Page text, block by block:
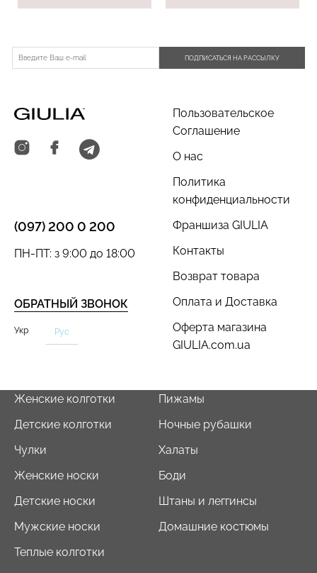
ПОДПИСАТЬСЯ НА РАССЫЛКУ
Пользовательское
Соглашение
О нас
Политика
конфиденциальности
Франшиза GIULIA
Контакты
Возврат товара
Оплата и Доставка
Оферта магазина
GIULIA.com.ua
(097) 200 0 200
ОБРАТНЫЙ ЗВОНОК
ПН-ПТ: з 9:00 до 18:00
Укр Рус
Женские колготки
Детские колготки
Чулки
Женские носки
Детские носки
Мужские носки
Теплые колготки
Пижамы
Ночные рубашки
Халаты
Боди
Штаны и леггинсы
Домашние костюмы
TRACKS SHAPE black
(черный) Giulia
(бежевый) Giulia
(белый) Giulia
299 грн.499 грн.
(черный) Giulia
489 грн.699 грн.